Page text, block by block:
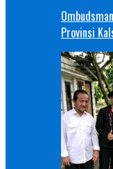
Provinsi